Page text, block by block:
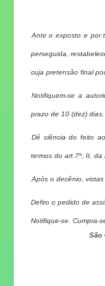
Ante o exposto e por
perseguida,
cuja pretensão final
Notifiquem-se a
prazo de 10 (dez) dias.
Dê ciência do feito
termos do art.7º, II, da
Após o decênio,
Defiro o pedido de
Notifique-se. Cumpra-
São